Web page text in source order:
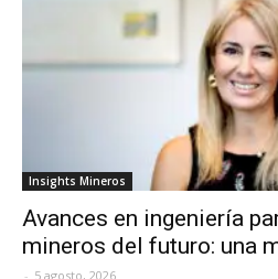
Insights Mineros
Avances en ingeniería
mineros del futuro: una
- 5 agosto, 2026